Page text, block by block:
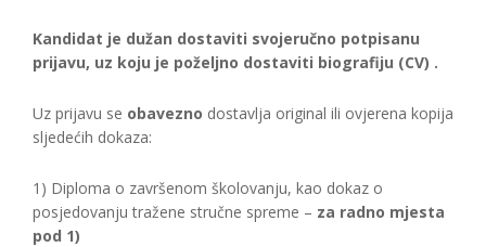
Kandidat je dužan dostaviti svojeručno potpisanu
prijavu, uz koju je poželjno dostaviti biografiju (CV) .
Uz prijavu se obavezno dostavlja original ili ovjerena kopija
sljedećih dokaza:
1) Diploma o završenom školovanju, kao dokaz o
posjedovanju tražene stručne spreme – za radno mjesta
pod 1)